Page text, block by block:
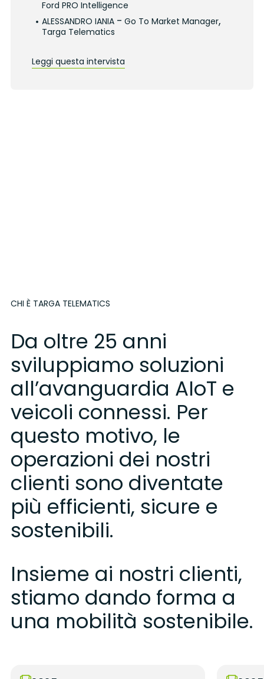
Ford PRO Intelligence
ALESSANDRO IANIA - Go To Market Manager,
Targa Telematics
Leggi questa intervista
CHI È TARGA TELEMATICS
Da oltre 25 anni
sviluppiamo soluzioni
all’avanguardia AIoT e
veicoli connessi. Per
questo motivo, le
operazioni dei nostri
clienti sono diventate
più efficienti, sicure e
sostenibili.
Insieme ai nostri clienti,
stiamo dando forma a
una mobilità sostenibile.